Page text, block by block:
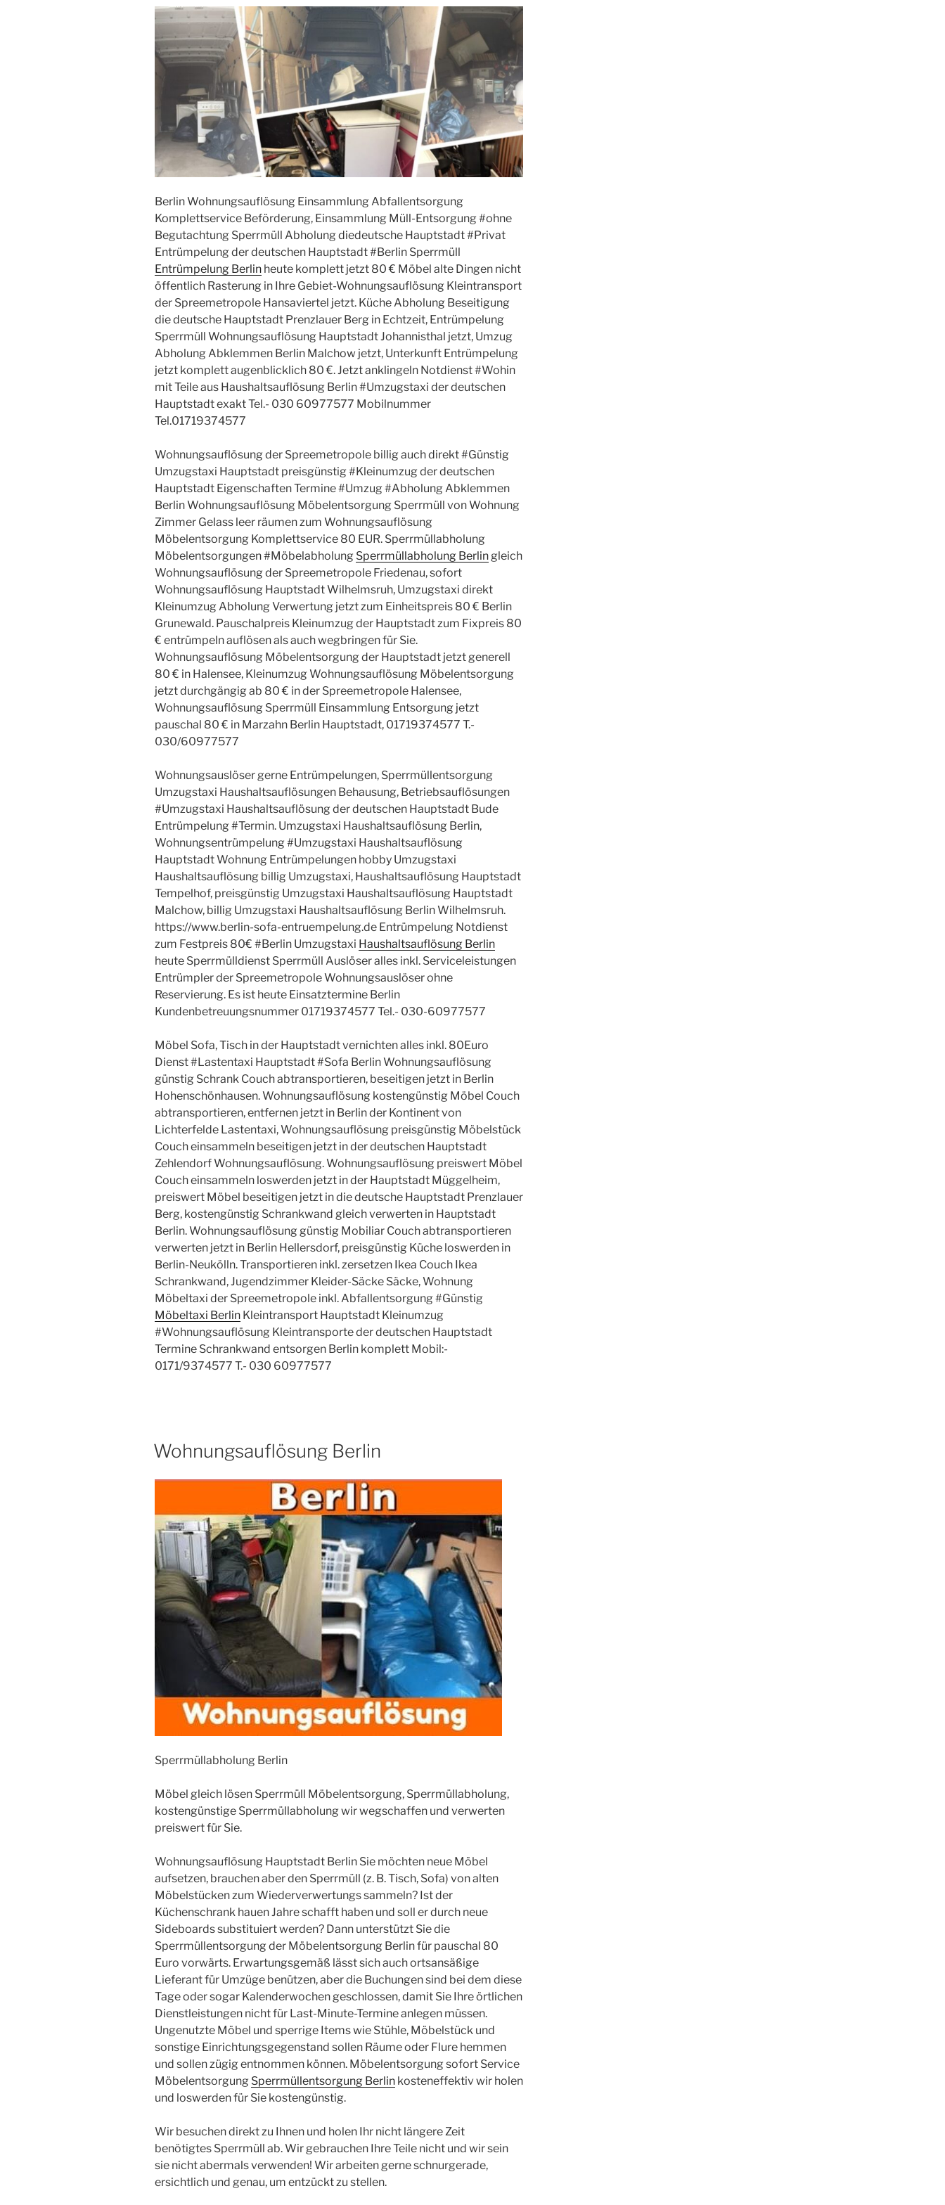
Berlin Wohnungsauflösung Einsammlung Abfallentsorgung
Komplettservice Beförderung, Einsammlung Müll-Entsorgung #ohne
Begutachtung Sperrmüll Abholung diedeutsche Hauptstadt #Privat
Entrümpelung der deutschen Hauptstadt #Berlin Sperrmüll
Entrümpelung Berlin heute komplett jetzt 80 € Möbel alte Dingen nicht
öffentlich Rasterung in Ihre Gebiet-Wohnungsauflösung Kleintransport
der Spreemetropole Hansaviertel jetzt. Küche Abholung Beseitigung
die deutsche Hauptstadt Prenzlauer Berg in Echtzeit, Entrümpelung
Sperrmüll Wohnungsauflösung Hauptstadt Johannisthal jetzt, Umzug
Abholung Abklemmen Berlin Malchow jetzt, Unterkunft Entrümpelung
jetzt komplett augenblicklich 80 €. Jetzt anklingeln Notdienst #Wohin
mit Teile aus Haushaltsauflösung Berlin #Umzugstaxi der deutschen
Hauptstadt exakt Tel.- 030 60977577 Mobilnummer
Tel.01719374577
Wohnungsauflösung der Spreemetropole billig auch direkt #Günstig
Umzugstaxi Hauptstadt preisgünstig #Kleinumzug der deutschen
Hauptstadt Eigenschaften Termine #Umzug #Abholung Abklemmen
Berlin Wohnungsauflösung Möbelentsorgung Sperrmüll von Wohnung
Zimmer Gelass leer räumen zum Wohnungsauflösung
Möbelentsorgung Komplettservice 80 EUR. Sperrmüllabholung
Möbelentsorgungen #Möbelabholung Sperrmüllabholung Berlin gleich
Wohnungsauflösung der Spreemetropole Friedenau, sofort
Wohnungsauflösung Hauptstadt Wilhelmsruh, Umzugstaxi direkt
Kleinumzug Abholung Verwertung jetzt zum Einheitspreis 80 € Berlin
Grunewald. Pauschalpreis Kleinumzug der Hauptstadt zum Fixpreis 80
€ entrümpeln auflösen als auch wegbringen für Sie.
Wohnungsauflösung Möbelentsorgung der Hauptstadt jetzt generell
80 € in Halensee, Kleinumzug Wohnungsauflösung Möbelentsorgung
jetzt durchgängig ab 80 € in der Spreemetropole Halensee,
Wohnungsauflösung Sperrmüll Einsammlung Entsorgung jetzt
pauschal 80 € in Marzahn Berlin Hauptstadt, 01719374577 T.-
030/60977577
Wohnungsauslöser gerne Entrümpelungen, Sperrmüllentsorgung
Umzugstaxi Haushaltsauflösungen Behausung, Betriebsauflösungen
#Umzugstaxi Haushaltsauflösung der deutschen Hauptstadt Bude
Entrümpelung #Termin. Umzugstaxi Haushaltsauflösung Berlin,
Wohnungsentrümpelung #Umzugstaxi Haushaltsauflösung
Hauptstadt Wohnung Entrümpelungen hobby Umzugstaxi
Haushaltsauflösung billig Umzugstaxi, Haushaltsauflösung Hauptstadt
Tempelhof, preisgünstig Umzugstaxi Haushaltsauflösung Hauptstadt
Malchow, billig Umzugstaxi Haushaltsauflösung Berlin Wilhelmsruh.
https://www.berlin-sofa-entruempelung.de Entrümpelung Notdienst
zum Festpreis 80€ #Berlin Umzugstaxi Haushaltsauflösung Berlin
heute Sperrmülldienst Sperrmüll Auslöser alles inkl. Serviceleistungen
Entrümpler der Spreemetropole Wohnungsauslöser ohne
Reservierung. Es ist heute Einsatztermine Berlin
Kundenbetreuungsnummer 01719374577 Tel.- 030-60977577
Möbel Sofa, Tisch in der Hauptstadt vernichten alles inkl. 80Euro
Dienst #Lastentaxi Hauptstadt #Sofa Berlin Wohnungsauflösung
günstig Schrank Couch abtransportieren, beseitigen jetzt in Berlin
Hohenschönhausen. Wohnungsauflösung kostengünstig Möbel Couch
abtransportieren, entfernen jetzt in Berlin der Kontinent von
Lichterfelde Lastentaxi, Wohnungsauflösung preisgünstig Möbelstück
Couch einsammeln beseitigen jetzt in der deutschen Hauptstadt
Zehlendorf Wohnungsauflösung. Wohnungsauflösung preiswert Möbel
Couch einsammeln loswerden jetzt in der Hauptstadt Müggelheim,
preiswert Möbel beseitigen jetzt in die deutsche Hauptstadt Prenzlauer
Berg, kostengünstig Schrankwand gleich verwerten in Hauptstadt
Berlin. Wohnungsauflösung günstig Mobiliar Couch abtransportieren
verwerten jetzt in Berlin Hellersdorf, preisgünstig Küche loswerden in
Berlin-Neukölln. Transportieren inkl. zersetzen Ikea Couch Ikea
Schrankwand, Jugendzimmer Kleider-Säcke Säcke, Wohnung
Möbeltaxi der Spreemetropole inkl. Abfallentsorgung #Günstig
Möbeltaxi Berlin Kleintransport Hauptstadt Kleinumzug
#Wohnungsauflösung Kleintransporte der deutschen Hauptstadt
Termine Schrankwand entsorgen Berlin komplett Mobil:-
0171/9374577 T.- 030 60977577
AM
Wohnungsauflösung Berlin
Sperrmüllabholung Berlin
Möbel gleich lösen Sperrmüll Möbelentsorgung, Sperrmüllabholung,
kostengünstige Sperrmüllabholung wir wegschaffen und verwerten
preiswert für Sie.
Wohnungsauflösung Hauptstadt Berlin Sie möchten neue Möbel
aufsetzen, brauchen aber den Sperrmüll (z. B. Tisch, Sofa) von alten
Möbelstücken zum Wiederverwertungs sammeln? Ist der
Küchenschrank hauen Jahre schafft haben und soll er durch neue
Sideboards substituiert werden? Dann unterstützt Sie die
Sperrmüllentsorgung der Möbelentsorgung Berlin für pauschal 80
Euro vorwärts. Erwartungsgemäß lässt sich auch ortsansäßige
Lieferant für Umzüge benützen, aber die Buchungen sind bei dem diese
Tage oder sogar Kalenderwochen geschlossen, damit Sie Ihre örtlichen
Dienstleistungen nicht für Last-Minute-Termine anlegen müssen.
Ungenutzte Möbel und sperrige Items wie Stühle, Möbelstück und
sonstige Einrichtungsgegenstand sollen Räume oder Flure hemmen
und sollen zügig entnommen können. Möbelentsorgung sofort Service
Möbelentsorgung Sperrmüllentsorgung Berlin kosteneffektiv wir holen
und loswerden für Sie kostengünstig.
Wir besuchen direkt zu Ihnen und holen Ihr nicht längere Zeit
benötigtes Sperrmüll ab. Wir gebrauchen Ihre Teile nicht und wir sein
sie nicht abermals verwenden! Wir arbeiten gerne schnurgerade,
ersichtlich und genau, um entzückt zu stellen.